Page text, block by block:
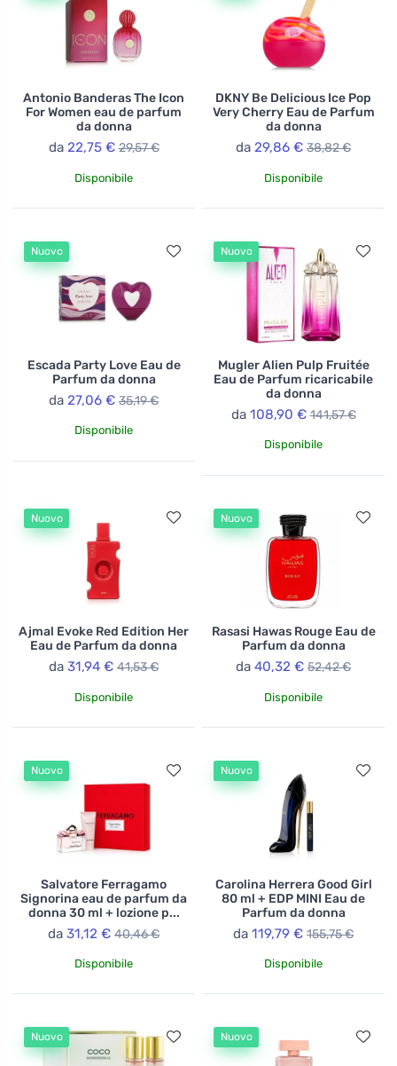
Antonio Banderas The Icon
For Women eau de parfum
da donna
da 22,75 € 29,57 €
Disponibile
DKNY Be Delicious Ice Pop
Very Cherry Eau de Parfum
da donna
da 29,86 € 38,82 €
Disponibile
Nuovo
Escada Party Love Eau de
Parfum da donna
da 27,06 € 35,19 €
Disponibile
Nuovo
Mugler Alien Pulp Fruitée
Eau de Parfum ricaricabile
da donna
da 108,90 € 141,57 €
Disponibile
Nuovo
Ajmal Evoke Red Edition Her
Eau de Parfum da donna
da 31,94 € 41,53 €
Disponibile
Nuovo
Rasasi Hawas Rouge Eau de
Parfum da donna
da 40,32 € 52,42 €
Disponibile
Nuovo
Salvatore Ferragamo
Signorina eau de parfum da
donna 30 ml + lozione p...
da 31,12 € 40,46 €
Disponibile
Nuovo
Carolina Herrera Good Girl
80 ml + EDP MINI Eau de
Parfum da donna
da 119,79 € 155,75 €
Disponibile
Nuovo Nuovo